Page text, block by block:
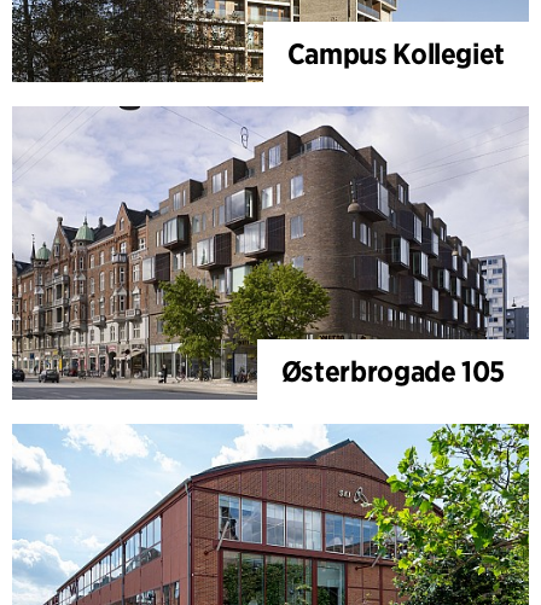
Campus Kollegiet
Østerbrogade 105